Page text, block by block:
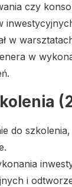
czy
w
w
do
i